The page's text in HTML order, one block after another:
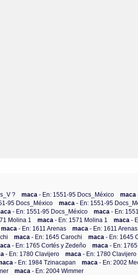
? maca- En: 1551-95 Docs_México maca
95 Docs_México maca- En: 1551-95
- En: 1551-95 Docs_México maca- En:
Molina 1 maca- En: 1571 Molina 1 maca-
maca- En: 1611 Arenas maca- En: 1611 Arenas
maca- En: 1645 Carochi maca- En: 1645
- En: 1765 Cortés y Zedeño maca- En:
- En: 1780 Clavijero maca- En: 1780 Clavijero
- En: 1984 Tzinacapan maca- En: 2002
maca- En: 2004 Wimmer